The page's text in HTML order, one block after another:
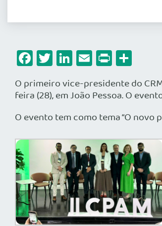
Facebook
Twitter
LinkedIn
Email
Print
O primeiro vice-presidente do
feira (28), em João Pessoa. O
O evento tem como tema “O